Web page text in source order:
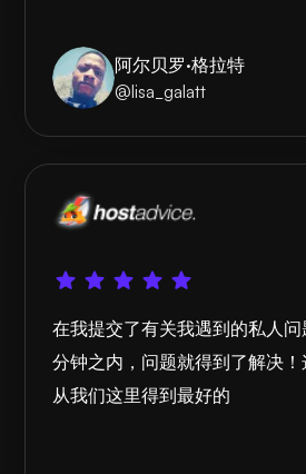
阿尔贝罗·格拉特
@lisa_galatt
在我提交了有关我遇到的私人
分钟之内，问题就得到了解决
从我们这里得到最好的